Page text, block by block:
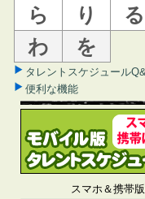
ら
り る
わ
を
タレントスケジュール
便利な機能
スマホ＆携帯